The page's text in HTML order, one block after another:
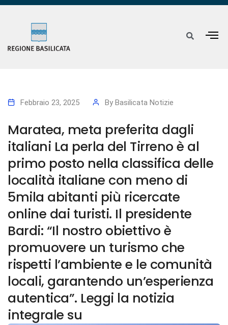
Febbraio 23, 2025 By Basilicata Notizie
Maratea, meta preferita dagli
italiani La perla del Tirreno è al
primo posto nella classifica delle
località italiane con meno di
5mila abitanti più ricercate
online dai turisti. Il presidente
Bardi: “Il nostro obiettivo è
promuovere un turismo che
rispetti l’ambiente e le comunità
locali, garantendo un’esperienza
autentica”. Leggi la notizia
integrale su